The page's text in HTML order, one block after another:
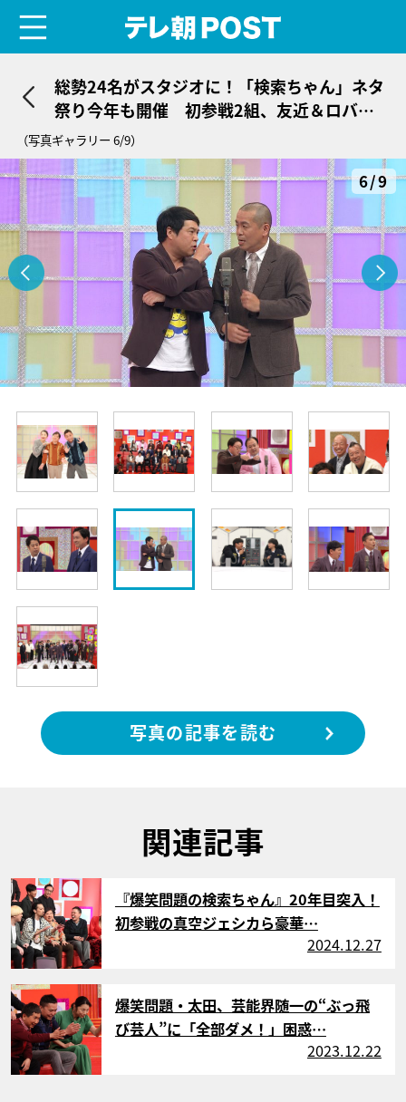
総勢24名がスタジオに！「検索ちゃん」ネタ
祭り今年も開催 初参戦2組、友近＆ロバー
ト秋山も
（写真ギャラリー 6/9）
6/9
写真の記事を読む
関連記事
サムネイル
『爆笑問題の検索ちゃん』20年目突入！
初参戦の真空ジェシカら豪華…
2024.12.27
サムネイル
爆笑問題・太田、芸能界随一の“ぶっ飛
び芸人”に「全部ダメ！」困惑…
2023.12.22